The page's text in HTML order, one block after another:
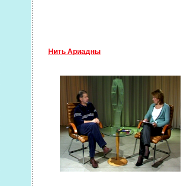
Нить Ариадны